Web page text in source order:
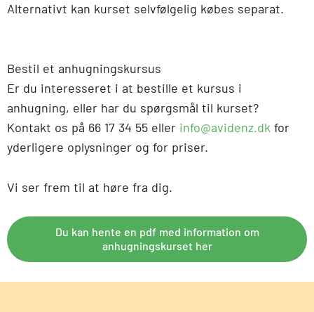
Alternativt kan kurset selvfølgelig købes separat.
Bestil et anhugningskursus
Er du interesseret i at bestille et kursus i
anhugning, eller har du spørgsmål til kurset?
Kontakt os på 66 17 34 55 eller info@avidenz.dk for
yderligere oplysninger og for priser.
Vi ser frem til at høre fra dig.
Du kan hente en pdf med information om
anhugningskurset her